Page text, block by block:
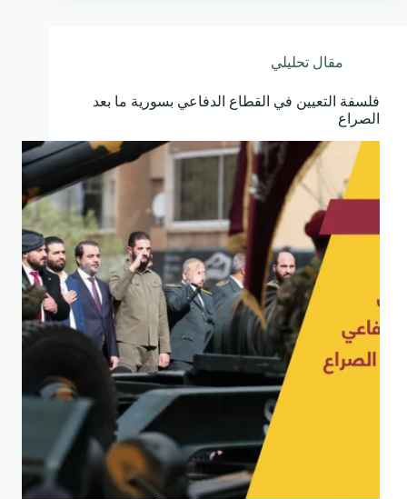
مقال تحليلي
فلسفة التعيين في القطاع الدفاعي بسورية ما بعد
الصراع